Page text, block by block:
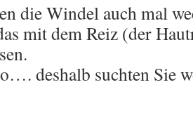
die Windel auch mal
mit dem Reiz (der
deshalb suchten Sie